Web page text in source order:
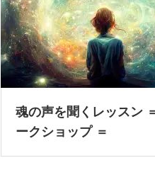
魂の声を聞くレッスン
ークショップ ＝